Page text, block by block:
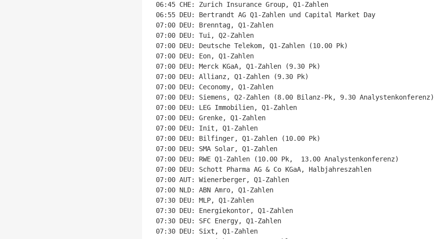
06:45 CHE: Zurich Insurance Group, Q1-Zahlen
06:55 DEU: Bertrandt AG Q1-Zahlen und Capital Market Day
07:00 DEU: Brenntag, Q1-Zahlen
07:00 DEU: Tui, Q2-Zahlen
07:00 DEU: Deutsche Telekom, Q1-Zahlen (10.00 Pk)
07:00 DEU: Eon, Q1-Zahlen
07:00 DEU: Merck KGaA, Q1-Zahlen (9.30 Pk)
07:00 DEU: Allianz, Q1-Zahlen (9.30 Pk)
07:00 DEU: Ceconomy, Q1-Zahlen
07:00 DEU: Siemens, Q2-Zahlen (8.00 Bilanz-Pk, 9.30 Analystenkonferenz)
07:00 DEU: LEG Immobilien, Q1-Zahlen
07:00 DEU: Grenke, Q1-Zahlen
07:00 DEU: Init, Q1-Zahlen
07:00 DEU: Bilfinger, Q1-Zahlen (10.00 Pk)
07:00 DEU: SMA Solar, Q1-Zahlen
07:00 DEU: RWE Q1-Zahlen (10.00 Pk,  13.00 Analystenkonferenz)
07:00 DEU: Schott Pharma AG & Co KGaA, Halbjahreszahlen
07:00 AUT: Wienerberger, Q1-Zahlen
07:00 NLD: ABN Amro, Q1-Zahlen
07:30 DEU: MLP, Q1-Zahlen
07:30 DEU: Energiekontor, Q1-Zahlen
07:30 DEU: SFC Energy, Q1-Zahlen
07:30 DEU: Sixt, Q1-Zahlen